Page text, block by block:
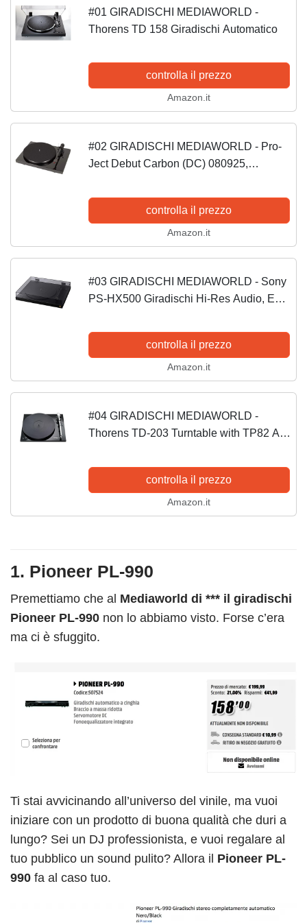
#01 GIRADISCHI MEDIAWORLD -
Thorens TD 158 Giradischi Automatico
controlla il prezzo
Amazon.it
#02 GIRADISCHI MEDIAWORLD - Pro-
Ject Debut Carbon (DC) 080925,
controlla il prezzo
Amazon.it
#03 GIRADISCHI MEDIAWORLD - Sony
PS-HX500 Giradischi Hi-Res Audio, EQ
controlla il prezzo
Amazon.it
#04 GIRADISCHI MEDIAWORLD -
Thorens TD-203 Turntable with TP82 Arm
controlla il prezzo
Amazon.it
1. Pioneer PL-990
Premettiamo che al Mediaworld di *** il giradischi
Pioneer PL-990 non lo abbiamo visto. Forse c’era
ma ci è sfuggito.
Ti stai avvicinando all’universo del vinile, ma vuoi
iniziare con un prodotto di buona qualità che duri a
lungo? Sei un DJ professionista, e vuoi regalare al
tuo pubblico un sound pulito? Allora il Pioneer PL-
990 fa al caso tuo.